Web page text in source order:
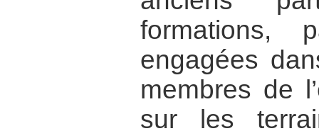
formations,
engagées
membres de
sur les